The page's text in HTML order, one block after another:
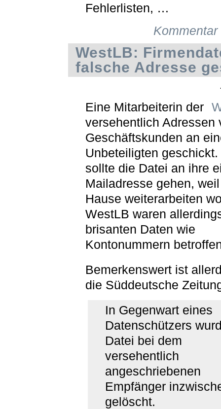
Fehlerlisten, …
WestLB:
falsche Adresse
Eine Mitarbeiterin der
versehentlich Adressen
Geschäftskunden an
Unbeteiligten
sollte die Datei an ihre
Mailadresse gehen,
Hause weiterarbeiten
WestLB waren
brisanten Daten wie
Kontonummern
Bemerkenswert ist
die Süddeutsche
In Gegenwart eines
Datenschützers
Datei bei dem
versehentlich
angeschriebenen
Empfänger
gelöscht.